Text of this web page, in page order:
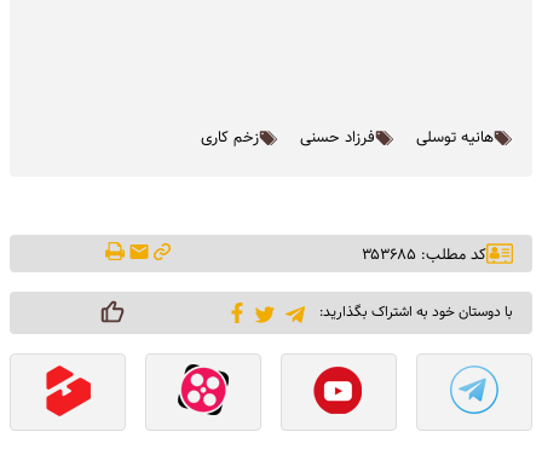
هانیه توسلی فرزاد حسنی زخم کاری
کد مطلب: ۳۵۳۶۸۵
با دوستان خود به اشتراک بگذارید: